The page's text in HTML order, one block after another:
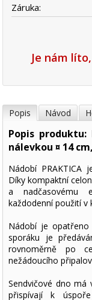
Záruka:
Je nám
Popis Návod
Popis produktu:
nálevkou ¤ 14
Nádobí PRAKTICA
Díky kompaktní
a nadčasovému
každodenní použití v
Nádobí je opatřeno
sporáku je
rovnoměrně po
nežádoucího
Sendvičové dno má
přispívají k